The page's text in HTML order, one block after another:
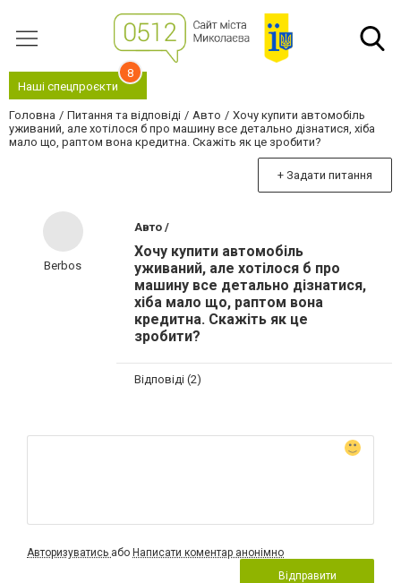
Наші спецпроєкти
8
Головна Питання та відповіді Авто
Хочу купити автомобіль
уживаний, але хотілося б про машину все детально дізнатися, хіба
мало що, раптом вона кредитна. Скажіть як це зробити?
+ Задати питання
Berbos
Авто /
Хочу купити автомобіль
уживаний, але хотілося б про
машину все детально дізнатися,
хіба мало що, раптом вона
кредитна. Скажіть як це
зробити?
Відповіді (2)
Авторизуватись або Написати коментар анонімно
Відправити